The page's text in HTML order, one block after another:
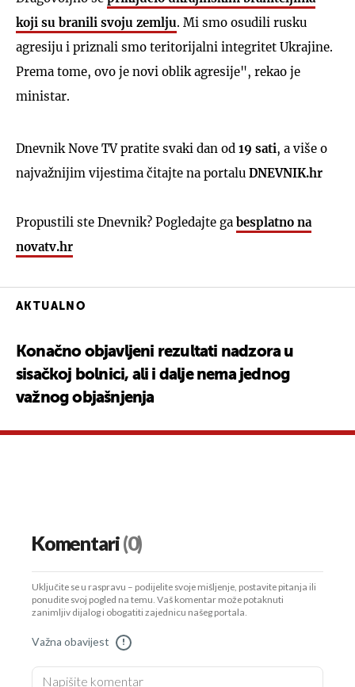
koji su branili svoju zemlju. Mi smo osudili rusku
agresiju i priznali smo teritorijalni integritet Ukrajine.
Prema tome, ovo je novi oblik agresije", rekao je
ministar.
Dnevnik Nove TV pratite svaki dan od 19 sati, a više o
najvažnijim vijestima čitajte na portalu DNEVNIK.hr
Propustili ste Dnevnik? Pogledajte ga besplatno na
novatv.hr
AKTUALNO
Konačno objavljeni rezultati nadzora u
sisačkoj bolnici, ali i dalje nema jednog
važnog objašnjenja
Komentari(0)
Uključite se u raspravu – podijelite svoje mišljenje, postavite pitanja ili
ponudite svoj pogled na temu. Vaš komentar može potaknuti
zanimljiv dijalog i obogatiti zajednicu našeg portala.
Važna obavijest !